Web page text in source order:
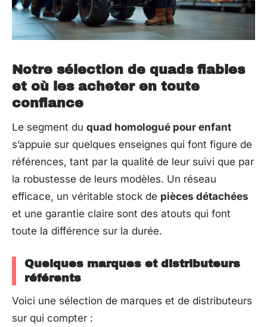
Notre sélection de quads fiables
et où les acheter en toute
confiance
Le segment du quad homologué pour enfant
s’appuie sur quelques enseignes qui font figure de
références, tant par la qualité de leur suivi que par
la robustesse de leurs modèles. Un réseau
efficace, un véritable stock de pièces détachées
et une garantie claire sont des atouts qui font
toute la différence sur la durée.
Quelques marques et distributeurs
référents
Voici une sélection de marques et de distributeurs
sur qui compter :